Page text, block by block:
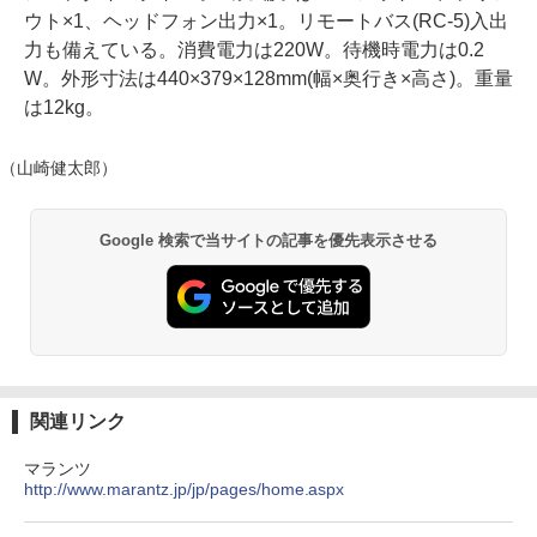
ウト×1、ヘッドフォン出力×1。リモートバス(RC-5)入出
力も備えている。消費電力は220W。待機時電力は0.2
W。外形寸法は440×379×128mm(幅×奥行き×高さ)。重量
は12kg。
（山崎健太郎）
Google 検索で当サイトの記事を優先表示させる
関連リンク
マランツ
http://www.marantz.jp/jp/pages/home.aspx